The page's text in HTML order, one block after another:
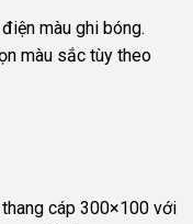
màu ghi bóng.
màu sắc tùy theo
cáp 300×100 với